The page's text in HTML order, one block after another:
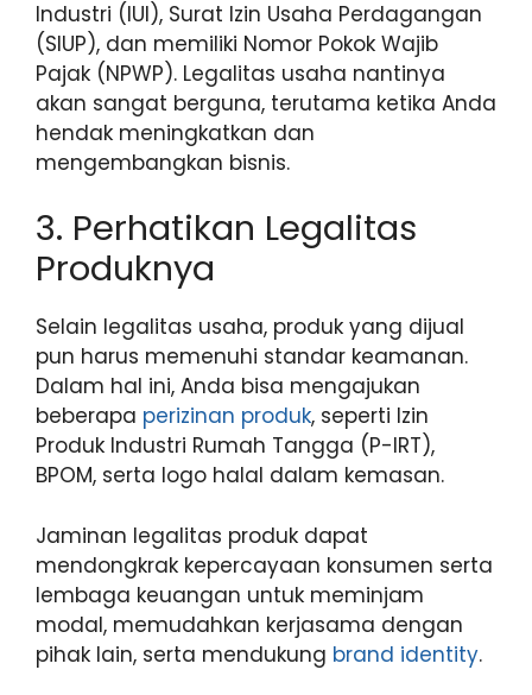
Industri (IUI), Surat Izin Usaha Perdagangan
(SIUP), dan memiliki Nomor Pokok Wajib
Pajak (NPWP). Legalitas usaha nantinya
akan sangat berguna, terutama ketika Anda
hendak meningkatkan dan
mengembangkan bisnis.
3. Perhatikan Legalitas
Produknya
Selain legalitas usaha, produk yang dijual
pun harus memenuhi standar keamanan.
Dalam hal ini, Anda bisa mengajukan
beberapa perizinan produk, seperti Izin
Produk Industri Rumah Tangga (P-IRT),
BPOM, serta logo halal dalam kemasan.
Jaminan legalitas produk dapat
mendongkrak kepercayaan konsumen serta
lembaga keuangan untuk meminjam
modal, memudahkan kerjasama dengan
pihak lain, serta mendukung brand identity.